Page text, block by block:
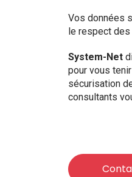
Vos données
le respect
System-Net
pour vous
sécurisation
consultants